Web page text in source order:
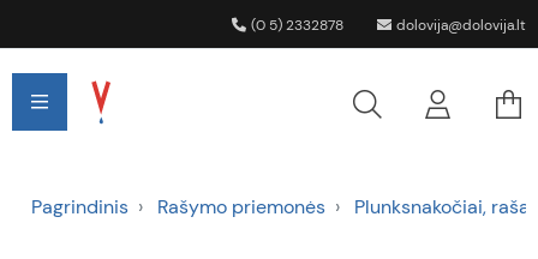
(0 5) 2332878 dolovija@dolovija.lt
Pagrindinis Rašymo priemonės Plunksnakočiai,